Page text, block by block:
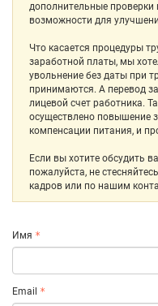
дополнительные проверки
возможности для
Что касается процедуры
заработной платы, мы
увольнение без даты при
принимаются. А перевод
лицевой счет работника.
осуществлено повышение
компенсации питания, и
Если вы хотите обсудить
пожалуйста, не
кадров или по нашим
Имя
Email